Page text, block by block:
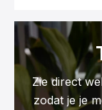
Zie direct
zodat je je